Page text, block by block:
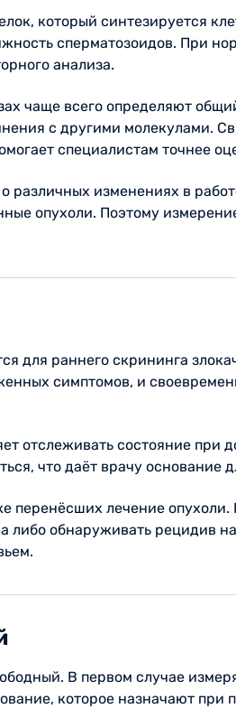
который синтезируется
сперматозоидов. При
анализа.
чаще всего определяют
с другими молекулами.
специалистам точнее
различных изменениях в
опухоли. Поэтому
для раннего скрининга
симптомов, и
отслеживать состояние при
что даёт врачу
перенёсших лечение
обнаруживать рецидив
В первом случае
которое назначают при